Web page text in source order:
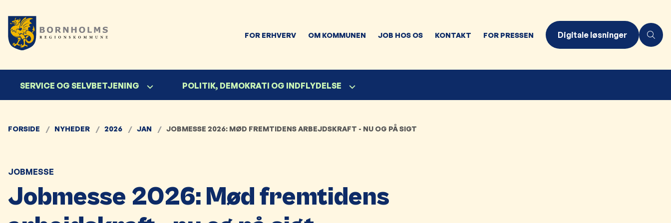
FOR ERHVERV OM KOMMUNEN JOB HOS OS KONTAKT FOR PRESSEN Digitale løsninger
SERVICE OG SELVBETJENING POLITIK, DEMOKRATI OG INDFLYDELSE
FORSIDE NYHEDER 2026 JAN JOBMESSE 2026: MØD FREMTIDENS ARBEJDSKRAFT - NU OG PÅ SIGT
JOBMESSE
Jobmesse 2026: Mød fremtidens